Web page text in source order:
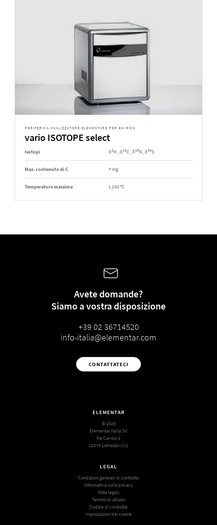
PERIFERICA ANALIZZATORE ELEMENTARE PER EA-IRMS
vario ISOTOPE select
Isotopi δ2H , δ 13C , δ 15N , δ34S
Max. contenuto di C 7 mg
Temperatura massima 1.200 °C
Avete domande?
Siamo a vostra disposizione
+39 02 36714520
info-italia@elementar.com
CONTATTATECI
ELEMENTAR
© 2026
Elementar Italia Srl
Via Cavour 2
22074 Lomazzo (Co)
LEGAL
Condizioni generali di contratto
Informativa sulla privacy
Note legali
Termini di utilizzo
Codice di condotta
Impostazioni dei cookie